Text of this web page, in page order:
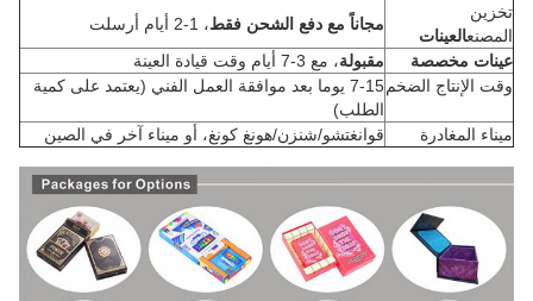
تخزين
المصنعالعينات
مجاناً مع دفع الشحن فقط، 1-2 أيام أرسلت
عينات مخصصة
مقبولة، مع 3-7 أيام وقت قيادة العينة
وقت الإنتاج الضخم
7-15 يوما بعد موافقة العمل الفني (يعتمد على كمية
الطلب)
ميناء المغادرة
قوانغتشو/شنزن/هونغ كونغ، أو ميناء آخر في الصين